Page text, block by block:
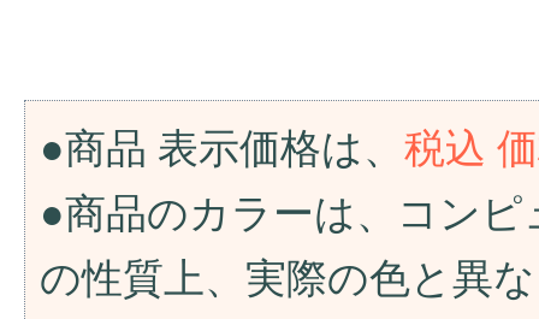
●商品 表示価格は、 税込
●商品のカラーは、コン
の性質上、実際の色と異